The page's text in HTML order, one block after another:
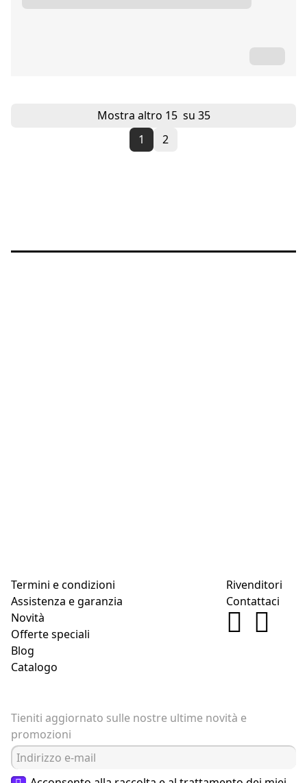
Mostra altro 15su 35
1
2
Termini e condizioni
Assistenza e garanzia
Novità
Offerte speciali
Blog
Catalogo
Rivenditori
Contattaci
Tieniti aggiornato sulle nostre ultime novità e
promozioni